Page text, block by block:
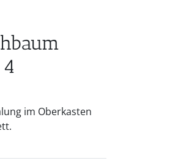
im Oberkasten